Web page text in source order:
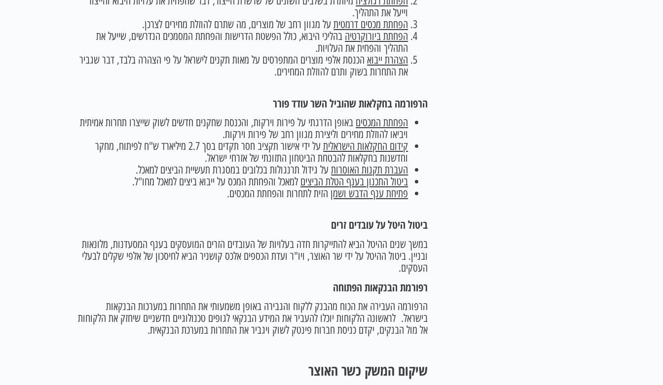
וייעל את התהליך.
הפחתת מכסים דרמטיתעל מגוון רחב של מוצרים, מה שתרם להוזלת מחירים לצרכן.
הפחתת ביורוקרטיה בהליכי היבוא, כולל הפשטת הדרישות והפחתת המסמכים הנדרשים, שייעל את
התהליך והפחית את העלויות.
הצהרת ייבואהכנסת אלפי מוצרים המתפרסים על מאות תקנים לישראל על פי הצהרה בלבד, דבר שגביר
את התחרות בשוק ותרם להוזלת המחירים.
הרפורמה בחקלאות שהוביל השר עודד פורר
הפחתת המכסים באופן הדרגתי על פירות וירקות, והכנסת שחקנים חדשים לשוק שייצרו תחרות אמיתית
ויביאו להוזלת מחירים וליצירת מגוון רחב של פירות וירקות.
קידום החקלאות הישראלית
על ידי אישור תקציב חסר תקדים בסך 2.7 מיליארד ש"ח לפיתוח, מחקר
וחדשנות בחקלאות להבטחת הביטחון התזונתי של אזרחי ישראל.
העברת תקנות האוסרותעל גידול תרנגולות בכלובים במסגרת תעשיית הביצים למאכל.
ביטול התכנון בענף הטלת הביצים למאכל והפחתת המכס על ייבוא ביצים למאכל מחו"ל.
פתיחת ענף הדבש ושמן הזית לתחרות והפחתת המכסים.
ביטול היטל על עובדים זרים
במשך שנים ההיטל הביא להתייקרות חדה בעלויות של העובדים הזרים המועסקים בענף המסעדנות, מלונאות
ובניין. ביטול ההיטל על ידי שר האוצר, ויו"ר ועדת הכספים אלכס קושניר הביא לחיסכון של אלפי שקלים לבעלי
העסקים.
רפורמת הבנקאות הפתוחה
הרפורמה העבירה את הכוח מהבנק ללקוח והגבירה באופן משמעותי את התחרות במערכות הבנקאות
בישראל. לראשונה הלקוחות יוכלו להעביר את המידע הבנקאי לגופים טכנולוגיים חדשניים שיחזק את הלקוחות
אל מול הבנקים, יקדם כניסת חברות פינטק לשוק ויגביר את התחרות במערכת הבנקאית.
שיקום המשק כשר האוצר